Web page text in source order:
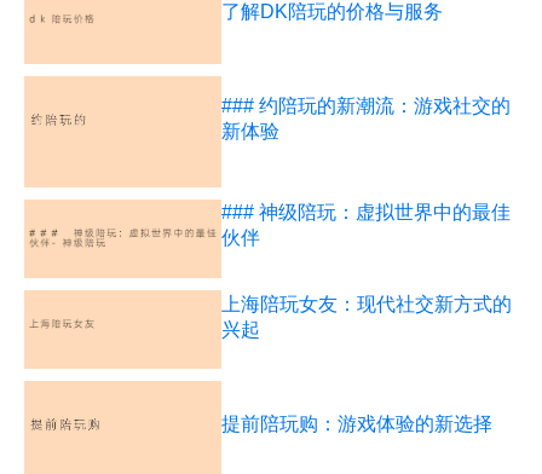
了解DK陪玩的价格与服务
### 约陪玩的新潮流：游戏社交的
新体验
### 神级陪玩：虚拟世界中的最佳
伙伴
上海陪玩女友：现代社交新方式的
兴起
提前陪玩购：游戏体验的新选择